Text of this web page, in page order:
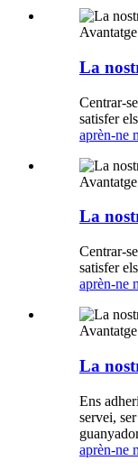
Avantatge
La
Centrar-
satisfer
aprèn-ne
Avantatge
La
Centrar-
satisfer
aprèn-ne
Avantatge
La
Ens
servei,
aprèn-ne